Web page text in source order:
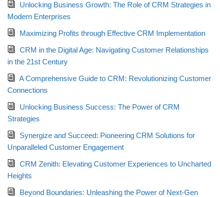
Unlocking Business Growth: The Role of CRM Strategies in
Modern Enterprises
Maximizing Profits through Effective CRM Implementation
CRM in the Digital Age: Navigating Customer Relationships
in the 21st Century
A Comprehensive Guide to CRM: Revolutionizing Customer
Connections
Unlocking Business Success: The Power of CRM
Strategies
Synergize and Succeed: Pioneering CRM Solutions for
Unparalleled Customer Engagement
CRM Zenith: Elevating Customer Experiences to Uncharted
Heights
Beyond Boundaries: Unleashing the Power of Next-Gen